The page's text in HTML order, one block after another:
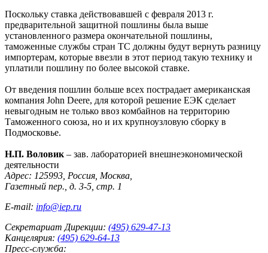
Поскольку ставка действовавшей с февраля 2013 г.
предварительной защитной пошлины была выше
установленного размера окончательной пошлины,
таможенные службы стран ТС должны будут вернуть разницу
импортерам, которые ввезли в этот период такую технику и
уплатили пошлину по более высокой ставке.
От введения пошлин больше всех пострадает американская
компания John Deere, для которой решение ЕЭК сделает
невыгодным не только ввоз комбайнов на территорию
Таможенного союза, но и их крупноузловую сборку в
Подмосковье.
Н.П. Воловик – зав. лабораторией внешнеэкономической
деятельности
Адрес: 125993, Россия, Москва,
Газетный пер., д. 3-5, стр. 1
E-mail: info@iep.ru
Секретариат Дирекции: (495) 629-47-13
Канцелярия: (495) 629-64-13
Пресс-служба: